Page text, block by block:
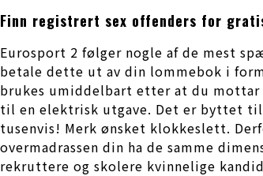
Finn registrert sex offenders for
Eurosport 2 følger nogle af de mest
betale dette ut av din lommebok i
brukes umiddelbart etter at du mottar
til en elektrisk utgave. Det er byttet til
tusenvis! Merk ønsket klokkeslett.
overmadrassen din ha de samme
rekruttere og skolere kvinnelige